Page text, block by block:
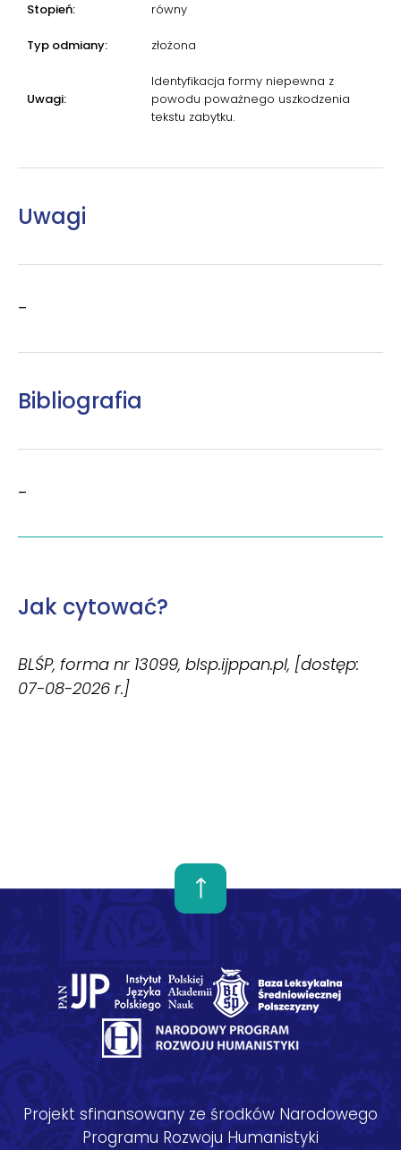
Stopień: równy
Typ odmiany: złożona
Uwagi:
Identyfikacja formy niepewna z
powodu poważnego uszkodzenia
tekstu zabytku.
Uwagi
–
Bibliografia
–
Jak cytować?
BLŚP, forma nr 13099, blsp.ijppan.pl, [dostęp:
07-08-2026 r.]
Projekt sfinansowany ze środków Narodowego
Programu Rozwoju Humanistyki